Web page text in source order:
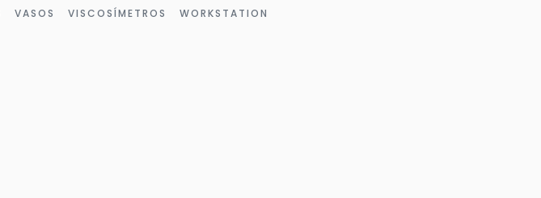
VASOS VISCOSÍMETROS WORKSTATION